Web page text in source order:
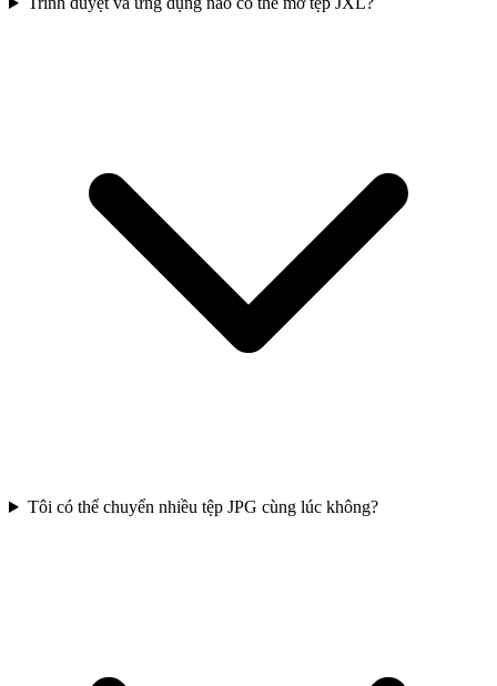
Tôi có thể chuyển nhiều tệp JPG cùng lúc không?